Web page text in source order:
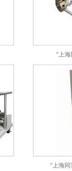
“上
“上海